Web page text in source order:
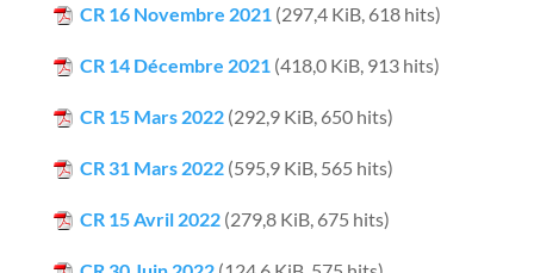
CR 16 Novembre 2021 (297,4 KiB, 618 hits)
CR 14 Décembre 2021 (418,0 KiB, 913 hits)
CR 15 Mars 2022(292,9 KiB, 650 hits)
CR 31 Mars 2022(595,9 KiB, 565 hits)
CR 15 Avril 2022(279,8 KiB, 675 hits)